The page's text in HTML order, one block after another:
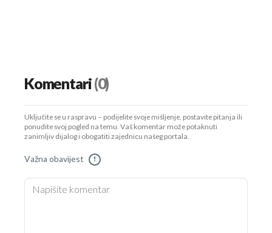
Komentari(0)
Uključite se u raspravu – podijelite svoje mišljenje, postavite pitanja ili
ponudite svoj pogled na temu. Vaš komentar može potaknuti
zanimljiv dijalog i obogatiti zajednicu našeg portala.
Važna obavijest !